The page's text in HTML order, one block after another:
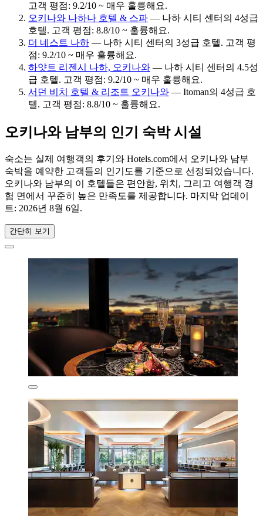
고객 평점: 9.2/10 ~ 매우 훌륭해요.
오키나와 나하나 호텔 & 스파 — 나하 시티 센터의 4성급
호텔. 고객 평점: 8.8/10 ~ 훌륭해요.
더 네스트 나하 — 나하 시티 센터의 3성급 호텔. 고객 평
점: 9.2/10 ~ 매우 훌륭해요.
하얏트 리젠시 나하, 오키나와 — 나하 시티 센터의 4.5성
급 호텔. 고객 평점: 9.2/10 ~ 매우 훌륭해요.
서던 비치 호텔 & 리조트 오키나와 — Itoman의 4성급 호
텔. 고객 평점: 8.8/10 ~ 훌륭해요.
오키나와 남부의 인기 숙박 시설
숙소는 실제 여행객의 후기와 Hotels.com에서 오키나와 남부
숙박을 예약한 고객들의 인기도를 기준으로 선정되었습니다.
오키나와 남부의 이 호텔들은 편안함, 위치, 그리고 여행객 경
험 면에서 꾸준히 높은 만족도를 제공합니다. 마지막 업데이
트: 2026년 8월 6일.
간단히 보기